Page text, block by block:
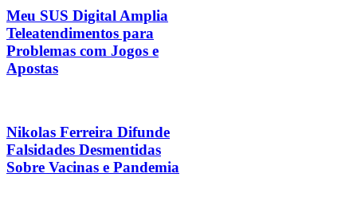
Meu SUS Digital Amplia
Teleatendimentos para
Problemas com Jogos e
Apostas
Nikolas Ferreira Difunde
Falsidades Desmentidas
Sobre Vacinas e Pandemia